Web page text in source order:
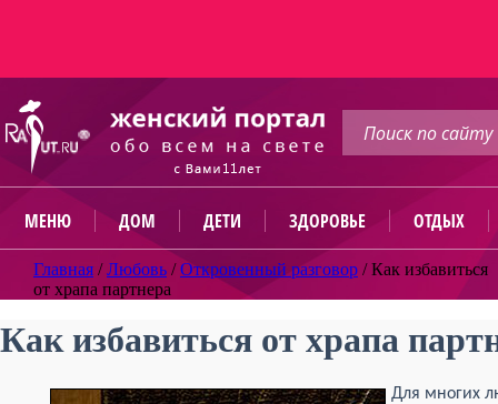
МЕНЮ ДОМ ДЕТИ ЗДОРОВЬЕ ОТДЫХ
Главная /Любовь /Откровенный разговор /Как избавиться
от храпа партнера
Как избавиться от храпа
Для многих